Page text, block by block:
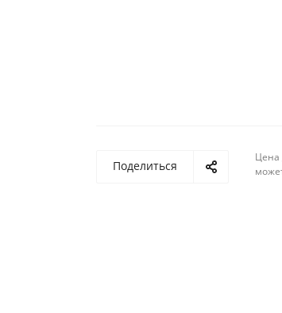
Поделиться
Цена